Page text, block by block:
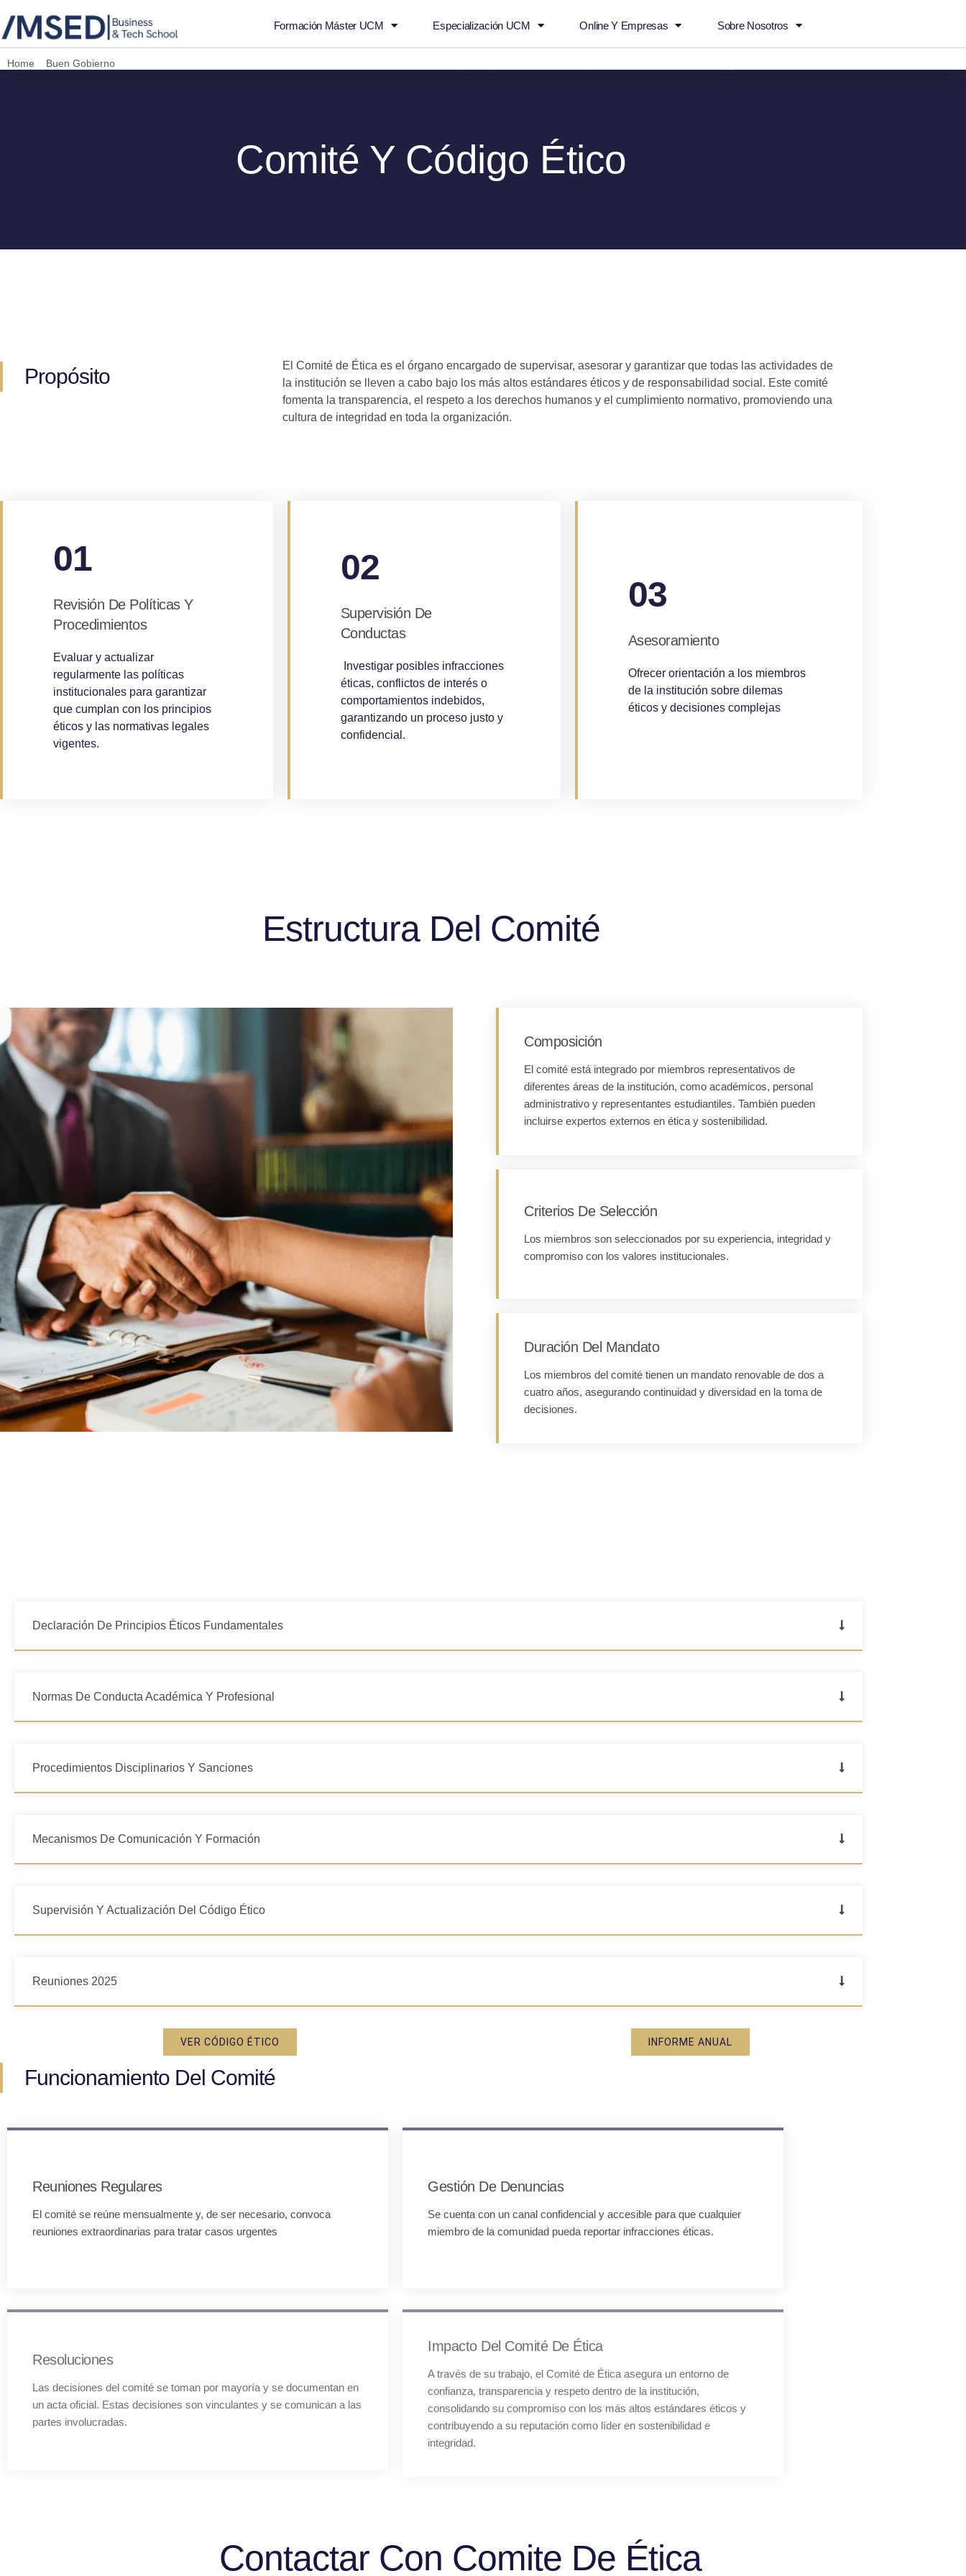
Formación Máster UCM Especialización UCM Online Y Empresas Sobre Nosotros
Home Buen Gobierno
Comité Y Código Ético
Propósito
El Comité de Ética es el órgano encargado de supervisar, asesorar y garantizar que todas las actividades de
la institución se lleven a cabo bajo los más altos estándares éticos y de responsabilidad social. Este comité
fomenta la transparencia, el respeto a los derechos humanos y el cumplimiento normativo, promoviendo una
cultura de integridad en toda la organización.
01
Revisión De Políticas Y
Procedimientos
Evaluar y actualizar
regularmente las políticas
institucionales para garantizar
que cumplan con los principios
éticos y las normativas legales
vigentes.
02
Supervisión De
Conductas
Investigar posibles infracciones
éticas, conflictos de interés o
comportamientos indebidos,
garantizando un proceso justo y
confidencial.
03
Asesoramiento
Ofrecer orientación a los miembros
de la institución sobre dilemas
éticos y decisiones complejas
Estructura Del Comité
Composición
El comité está integrado por miembros representativos de
diferentes áreas de la institución, como académicos, personal
administrativo y representantes estudiantiles. También pueden
incluirse expertos externos en ética y sostenibilidad.
Criterios De Selección
Los miembros son seleccionados por su experiencia, integridad y
compromiso con los valores institucionales.
Duración Del Mandato
Los miembros del comité tienen un mandato renovable de dos a
cuatro años, asegurando continuidad y diversidad en la toma de
decisiones.
Declaración De Principios Éticos Fundamentales
Normas De Conducta Académica Y Profesional
Procedimientos Disciplinarios Y Sanciones
Mecanismos De Comunicación Y Formación
Supervisión Y Actualización Del Código Ético
Reuniones 2025
VER CÓDIGO ÉTICO INFORME ANUAL
Funcionamiento Del Comité
Reuniones Regulares
El comité se reúne mensualmente y, de ser necesario, convoca
reuniones extraordinarias para tratar casos urgentes
Gestión De Denuncias
Se cuenta con un canal confidencial y accesible para que cualquier
miembro de la comunidad pueda reportar infracciones éticas.
Resoluciones
Las decisiones del comité se toman por mayoría y se documentan en
un acta oficial. Estas decisiones son vinculantes y se comunican a las
partes involucradas.
Impacto Del Comité De Ética
A través de su trabajo, el Comité de Ética asegura un entorno de
confianza, transparencia y respeto dentro de la institución,
consolidando su compromiso con los más altos estándares éticos y
contribuyendo a su reputación como líder en sostenibilidad e
integridad.
Contactar Con Comite De Ética